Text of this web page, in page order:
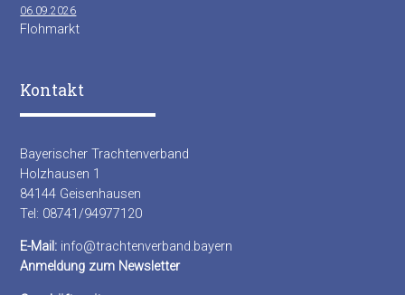
06.09.2026
Flohmarkt
Kontakt
Bayerischer Trachtenverband
Holzhausen 1
84144 Geisenhausen
Tel: 08741/94977120
E-Mail: info@trachtenverband.bayern
Anmeldung zum Newsletter